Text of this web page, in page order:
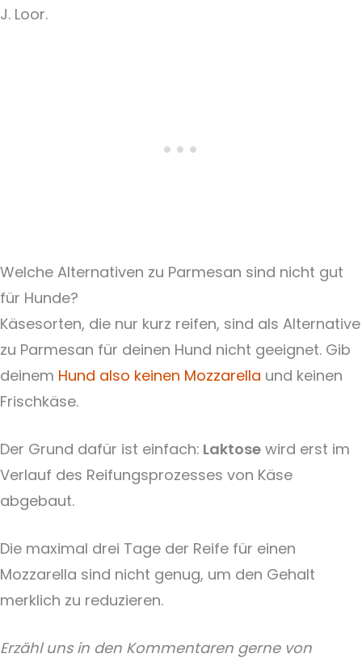
J. Loor.
Welche Alternativen zu Parmesan sind nicht gut
für Hunde?
Käsesorten, die nur kurz reifen, sind als Alternative
zu Parmesan für deinen Hund nicht geeignet. Gib
deinem Hund also keinen Mozzarella und keinen
Frischkäse.
Der Grund dafür ist einfach: Laktose wird erst im
Verlauf des Reifungsprozesses von Käse
abgebaut.
Die maximal drei Tage der Reife für einen
Mozzarella sind nicht genug, um den Gehalt
merklich zu reduzieren.
Erzähl uns in den Kommentaren gerne von